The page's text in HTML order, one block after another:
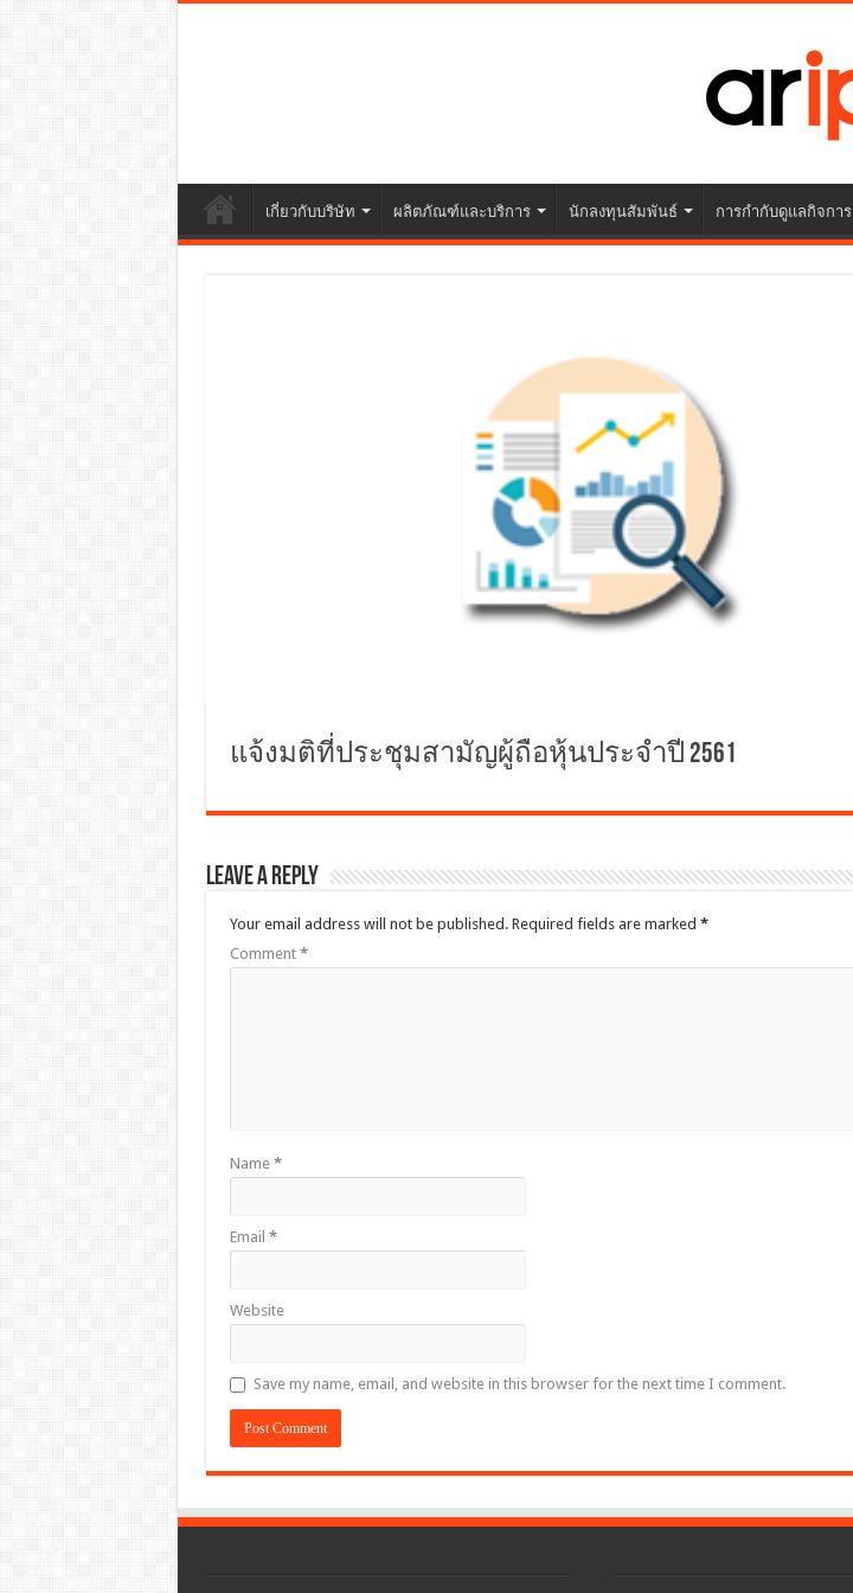
เกี่ยวกับบริษัท ผลิตภัณฑ์และบริการ นักลงทุนสัมพันธ์ การกำกับดูแลกิจการ
แจ้งมติที่ประชุมสามัญผู้ถือหุ้นประจำปี 2561
Leave a Reply
Your email address will not be published. Required fields are marked *
Comment *
Name *
Email *
Website
Save my name, email, and website in this browser for the next time I comment.